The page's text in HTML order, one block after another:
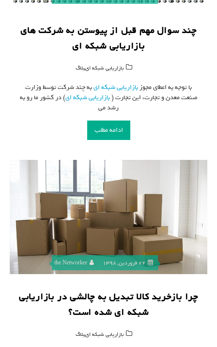
چند سوال مهم قبل از پیوستن به شرکت های
بازاریابی شبکه ای
بازاریابی شبکه ای,بلاگ
با توجه به اعطای مجوزبازاریابی شبکه ایبه چند شرکت توسط وزارت
صنعت معدن و تجارت، این تجارت (بازاریابی شبکه ای) در کشور ما رو به
رشد می
ادامه مطلب
22 فروردین, 1398 the Networker
چرا بازخرید کالا تبدیل به چالشی در بازاریابی
شبکه ای شده است؟
بازاریابی شبکه ای,بلاگ